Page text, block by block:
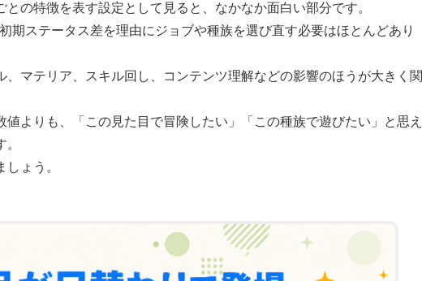
の特徴を表す設定として見ると、なかなか面白い部分です。
期ステータス差を理由にジョブや種族を選び直す必要はほとんどあり
マテリア、スキル回し、コンテンツ理解などの影響のほうが大きく関
よりも、「この見た目で冒険したい」「この種族で遊びたい」と思え
ょう。